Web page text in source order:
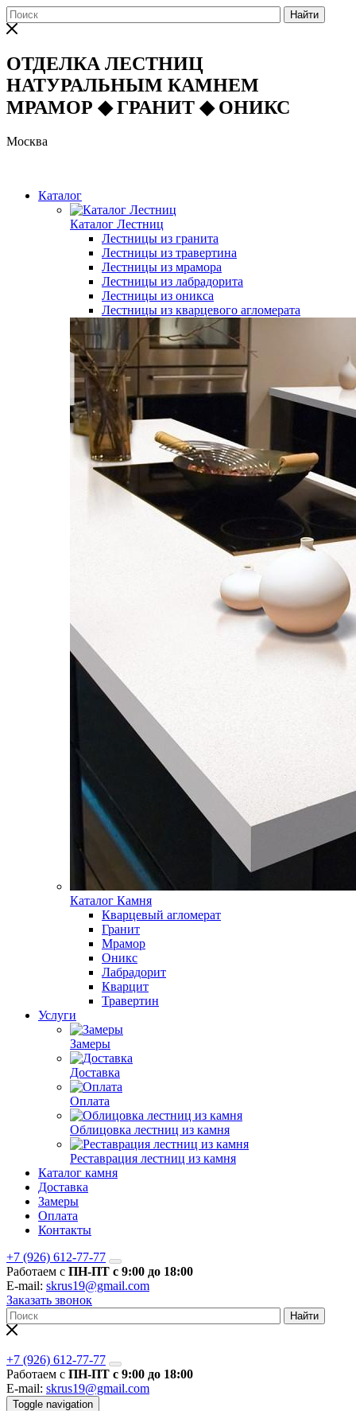
Найти
ОТДЕЛКА ЛЕСТНИЦ
НАТУРАЛЬНЫМ КАМНЕМ
МРАМОР ◆ГРАНИТ ◆ОНИКС
Москва
Каталог
Каталог Лестниц
Лестницы из гранита
Лестницы из травертина
Лестницы из мрамора
Лестницы из лабрадорита
Лестницы из оникса
Лестницы из кварцевого агломерата
Каталог Камня
Кварцевый агломерат
Гранит
Мрамор
Оникс
Лабрадорит
Кварцит
Травертин
Услуги
Замеры
Доставка
Оплата
Облицовка лестниц из камня
Реставрация лестниц из камня
Каталог камня
Доставка
Замеры
Оплата
Контакты
+7 (926) 612-77-77
Работаем с ПН-ПТ с 9:00 до 18:00
E-mail: skrus19@gmail.com
Заказать звонок
Найти
+7 (926) 612-77-77
Работаем с ПН-ПТ с 9:00 до 18:00
E-mail: skrus19@gmail.com
Toggle navigation